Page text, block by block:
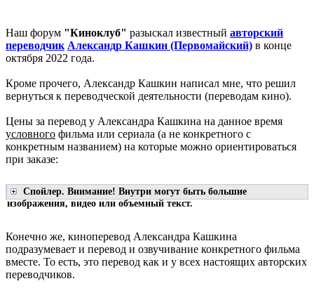
Наш форум "Киноклуб" разыскал известный авторский
переводчик Александр Кашкин (Первомайский) в конце
октября 2022 года.
Кроме прочего, Александр Кашкин написал мне, что решил
вернуться к переводческой деятельности (переводам кино).
Цены за перевод у Александра Кашкина на данное время
условного фильма или сериала (а не конкретного с
конкретным названием) на которые можно ориентироваться
при заказе:
Спойлер. Внимание! Внутри могут быть большие
изображения, видео или объемный текст.
Конечно же, киноперевод Александра Кашкина
подразумевает и перевод и озвучивание конкретного фильма
вместе. То есть, это перевод как и у всех настоящих авторских
переводчиков.